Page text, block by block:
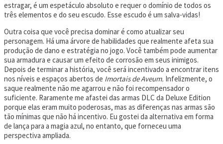
estragar, é um espetáculo absoluto e requer o domínio de todos os
três elementos e do seu escudo. Esse escudo é um salva-vidas!
Outra coisa que você precisa dominar é como atualizar seu
personagem. Há uma árvore de habilidades que realmente afeta sua
produção de dano e estratégia no jogo. Você também pode aumentar
sua armadura e causar um efeito de corrosão em seus inimigos.
Depois de terminar a história, você será incentivado a encontrar itens
nos níveis e espaços abertos de Imortais de Aveum. Infelizmente, o
saque realmente não me agarrou e não foi recompensador o
suficiente. Raramente me afastei das armas DLC da Deluxe Edition
porque elas eram muito poderosas, mas as diferenças nas armas são
tão mínimas que não há incentivo. Eu gostei da alternativa em forma
de lança para a magia azul, no entanto, que forneceu uma
perspectiva ampliada.